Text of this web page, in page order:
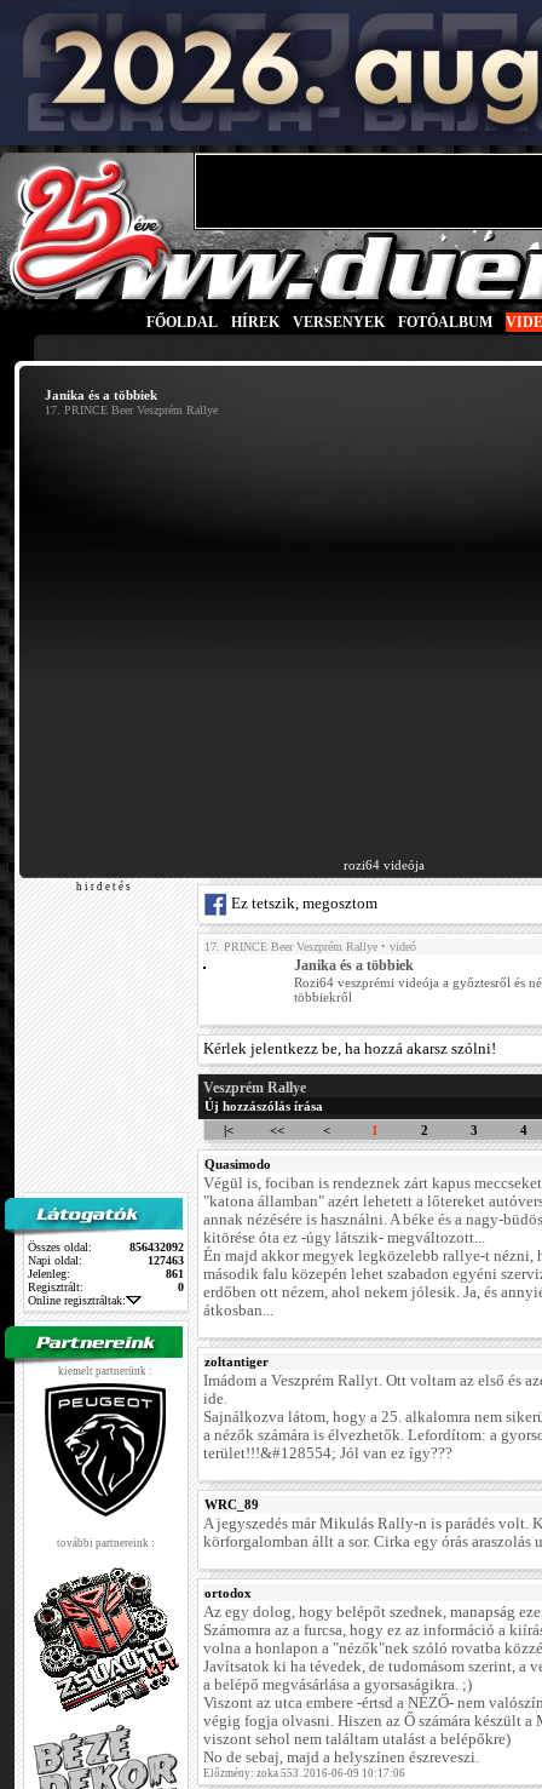
FŐOLDAL HÍREK VERSENYEK FOTÓALBUM
Janika és a többiek
17. PRINCE Beer Veszprém Rallye
rozi64 videója
h i r d e t é s
Összes oldal:
856432092
Napi oldal:
127463
Jelenleg:
861
Regisztrált:
0
Online regisztráltak:
kiemelt partnerünk :
további partnereink :
Ez tetszik, megosztom
17. PRINCE Beer Veszprém Rallye • videó
Janika és a többiek
Rozi64 veszprémi videója a győztesről és
többiekről
Kérlek jelentkezz be, ha hozzá akarsz szólni!
Veszprém Rallye
Új hozzászólás írása
|<
<< < 1 2 3 4
Quasimodo
Végül is, fociban is rendeznek zárt kapus
"katona államban" azért lehetett a lőtereket
annak nézésére is használni. A béke és a nagy-
kitörése óta ez -úgy látszik- megváltozott...
Én majd akkor megyek legközelebb rallye-t nézni,
második falu közepén lehet szabadon egyéni
erdőben ott nézem, ahol nekem jólesik. Ja, és
átkosban...
zoltantiger
Imádom a Veszprém Rallyt. Ott voltam az első és
ide.
Sajnálkozva látom, hogy a 25. alkalomra nem
a nézők számára is élvezhetők. Lefordítom: a
terület!!!&#128554; Jól van ez így???
WRC_89
A jegyszedés már Mikulás Rally-n is parádés volt.
körforgalomban állt a sor. Cirka egy órás araszolás
ortodox
Az egy dolog, hogy belépőt szednek, manapság
Számomra az a furcsa, hogy ez az információ a
volna a honlapon a "nézők"nek szóló rovatba
Javítsatok ki ha tévedek, de tudomásom szerint, a
a belépő megvásárlása a gyorsaságikra. ;)
Viszont az utca embere -értsd a NÉZŐ- nem
végig fogja olvasni. Hiszen az Ő számára készült a
viszont sehol nem találtam utalást a belépőkre)
No de sebaj, majd a helyszínen észreveszi.
Előzmény: zoka 553. 2016-06-09 10:17:06